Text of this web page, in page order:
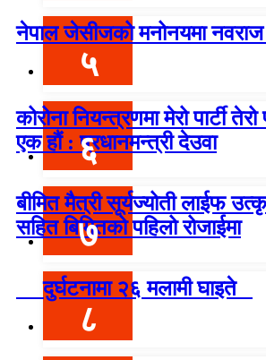
नेपाल जेसीजको मनोनयमा
५
कोरोना नियन्त्रणमा मेरो पार्टी
एक हौं : प्रधानमन्त्री देउवा
६
बीमित मैत्री सूर्यज्योती लाईफ
सहित बिमितको पहिलो रोजाईमा
७
दुर्घटनामा २६ मलामी घाइते
८